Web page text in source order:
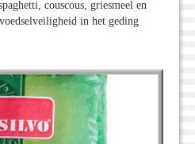
couscous, griesmeel en
in het geding